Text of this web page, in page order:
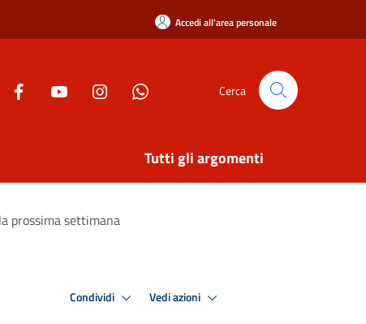
Accedi all'area personale
Cerca
Tutti gli argomenti
prossima settimana
Condividi Vedi azioni